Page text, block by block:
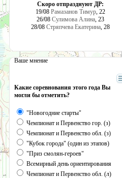
Скоро отпразднуют ДР:
19/08 Рамазанов Тимур, 22
26/08 Сулимова Алина, 23
28/08 Стряпчева Екатерина, 28
Ваше мнение
Какие соревнования этого года Вы
могли бы отметить?
"Новогодние старты"
Чемпионат и Первенство гор. (з)
Чемпионат и Первенство обл. (з)
"Кубок города" (один из этапов)
"Приз смолян-героев"
Всемирный день ориентирования
Чемпионат и Первенство обл. (л)